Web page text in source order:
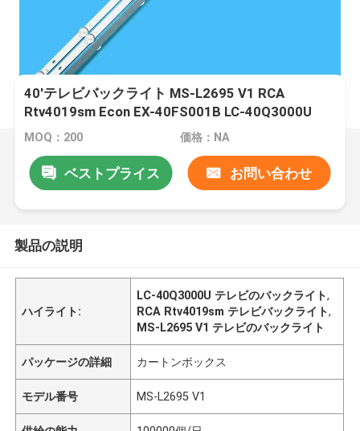
40'テレビバックライト MS-L2695 V1 RCA
Rtv4019sm Econ EX-40FS001B LC-40Q3000U
LC-40Q5020U 40dfs69 JL.D39681330-003BS-M
MOQ：200 価格：NA
ベストプライス お問い合わせ
製品の説明
ハイライト:
LC-40Q3000U テレビのバックライト,
RCA Rtv4019sm テレビバックライト,
MS-L2695 V1 テレビのバックライト
パッケージの詳細 カートンボックス
モデル番号 MS-L2695 V1